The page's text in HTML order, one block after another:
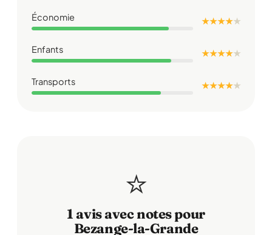
Économie ★ ★ ★ ★★
Enfants ★ ★ ★ ★★
Transports ★ ★ ★ ★★
⭐
1 avis avec notes pour
Bezange-la-Grande